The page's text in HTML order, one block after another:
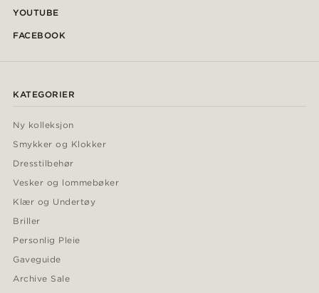
YOUTUBE
FACEBOOK
KATEGORIER
Ny kolleksjon
Smykker og Klokker
Dresstilbehør
Vesker og lommebøker
Klær og Undertøy
Briller
Personlig Pleie
Gaveguide
Archive Sale